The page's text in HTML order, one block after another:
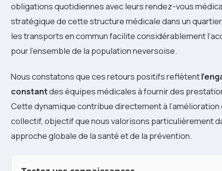
obligations quotidiennes avec leurs rendez-vous
stratégique de cette structure médicale dans un
les transports en commun facilite considérablement
pour l’ensemble de la population neversoise.
Nous constatons que ces retours positifs reflètent
constantdes équipes médicales à fournir des
Cette dynamique contribue directement à
collectif, objectif que nous valorisons particulièrement
approche globale de la santé et de la prévention.